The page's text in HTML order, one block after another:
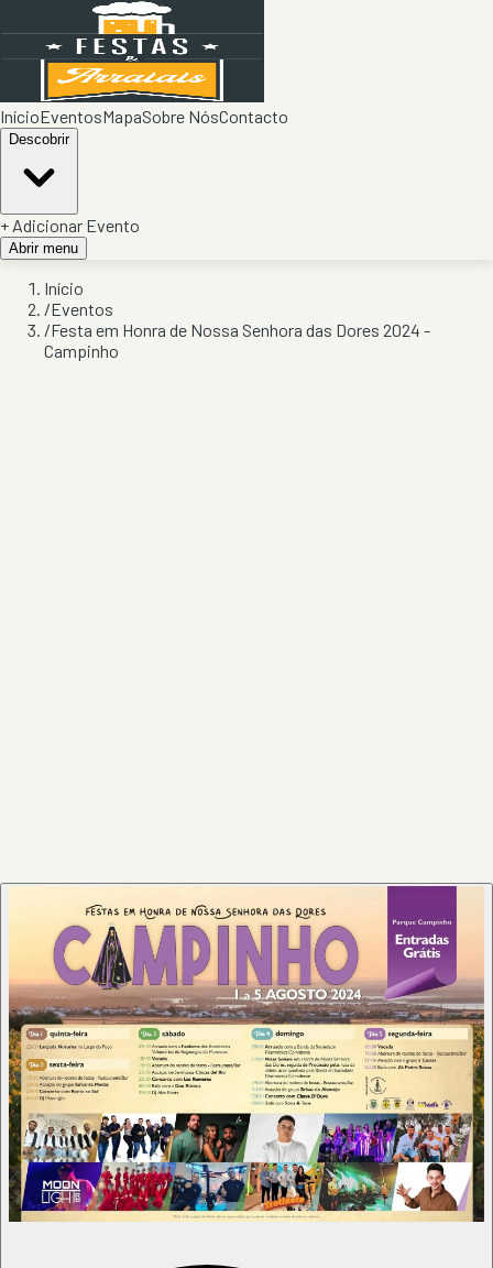
InícioEventosMapaSobre NósContacto
Descobrir
+ Adicionar Evento
Abrir menu
Início
/Eventos
/Festa em Honra de Nossa Senhora das Dores 2024 -
Campinho